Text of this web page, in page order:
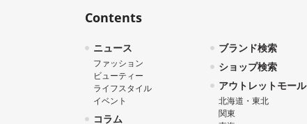
Contents
ニュース
ファッション
ビューティー
ライフスタイル
イベント
コラム
ブランド検索
ショップ検索
アウトレットモール
北海道・東北
関東